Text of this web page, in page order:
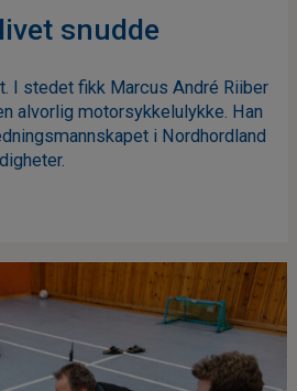
snudde
I stedet fikk Marcus André Riiber
alvorlig motorsykkelulykke. Han
i Nordhordland